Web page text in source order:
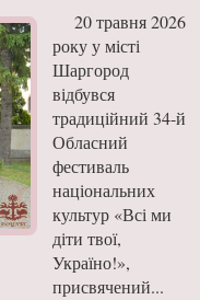
20 травня 2026
року у місті
Шаргород
відбувся
традиційний 34-й
Обласний
фестиваль
національних
культур «Всі ми
діти твої,
Україно!»,
присвячений...